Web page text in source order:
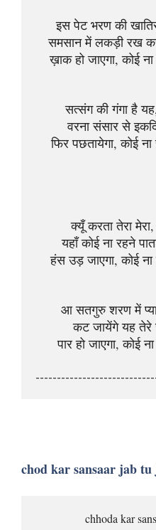
इस पेट भरण की
समसान में लकड़ी रख
ख़ाक हो जाएगा, कोई
सत्संग की गंगा है
वरना संसार से
फिर पछतायेगा, कोई ना
क्यूँ करता तेरा
यहाँ कोई ना रहने
हंस उड़ जाएगा, कोई ना
आ सतगुरु शरण में
कट जायेंगे यह
पार हो जाएगा, कोई
chod kar sansaar jab
chhoda kar